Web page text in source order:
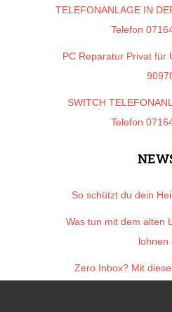
TELEFONANLAGE IN
Telefon
PC Reparatur Privat für
SWITCH
Telefon
So schützt du dein
Was tun mit dem alten
lohnen
Zero Inbox? Mit